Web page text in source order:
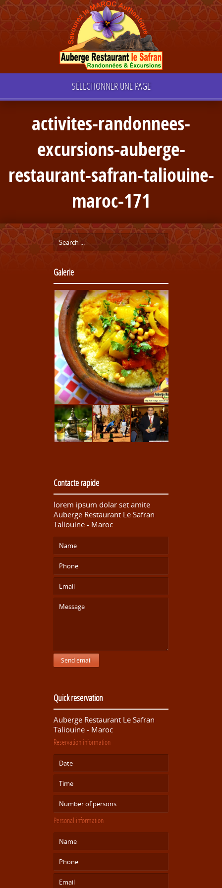
SÉLECTIONNER UNE PAGE
activites-randonnees-
excursions-auberge-
restaurant-safran-taliouine-
maroc-171
Galerie
Contacte rapide
lorem ipsum dolar set amite
Auberge Restaurant Le Safran
Taliouine - Maroc
Send email
Quick reservation
Auberge Restaurant Le Safran
Taliouine - Maroc
Reservation information
Personal information